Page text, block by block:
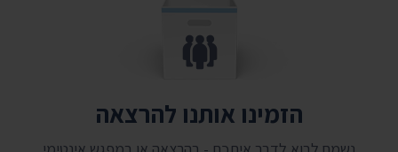
הזמינו אותנו להרצאה